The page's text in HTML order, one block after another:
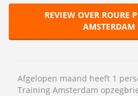
REVIEW OVER ROURE
AMSTERDAM
Afgelopen maand heeft 1
Training Amsterdam